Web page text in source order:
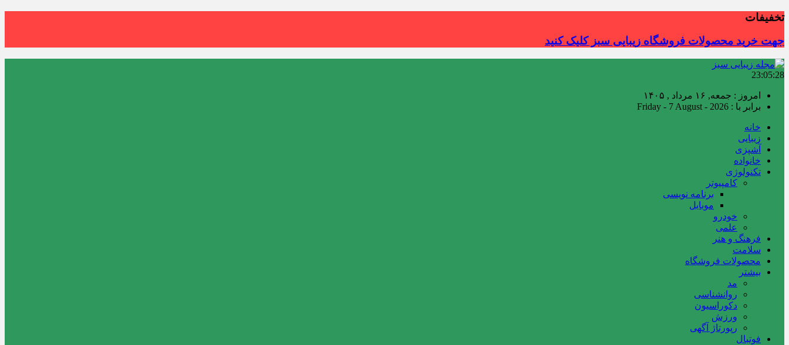
تخفیفات
جهت خرید محصولات فروشگاه زیبایی سبز کلیک کنید
23:05:28
امروز : جمعه, ۱۶ مرداد , ۱۴۰۵
برابر با : Friday - 7 August - 2026
خانه
زیبایی
آشپزی
خانواده
تکنولوژی
کامپیوتر
برنامه نویسی
موبایل
خودرو
علمی
فرهنگ و هنر
سلامت
محصولات فروشگاه
بیشتر
مد
روانشناسی
دکوراسیون
ورزش
رپورتاژ آگهی
فوتبال